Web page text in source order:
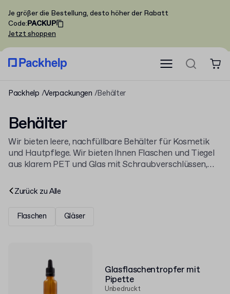
Je größer die Bestellung, desto höher der Rabatt
Code:PACKUP
Jetzt shoppen
Packhelp Verpackungen Behälter
Behälter
Wir bieten leere, nachfüllbare Behälter für Kosmetik
und Hautpflege. Wir bieten Ihnen Flaschen und Tiegel
aus klarem PET und Glas mit Schraubverschlüssen,
Kosmetikverpackung für Cremes, Seren, Öle und
Zurück zu Alle
Flaschen Gläser
Glasflaschentropfer mit
Pipette
Unbedruckt